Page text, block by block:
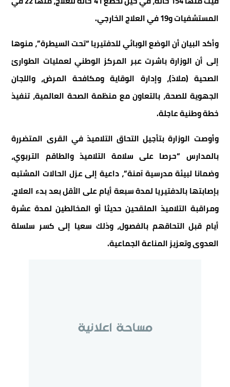
المستشفيات و19 في العلاج الخارجي.
وأكد البيان أن الوضع الوبائي للدفتيريا “تحت السيطرة”، منوها
إلى أن الوزارة باشرت عبر المركز الوطني لعمليات الطوارئ
الصحية (ملاذ)، وإدارة الوقاية ومكافحة المرض، واللجان
الجهوية للصحة، بالتعاون مع منظمة الصحة العالمية، تنفيذ
خطة وطنية عاجلة.
وأوصت الوزارة بتأجيل التحاق التلاميذ في القرى المتضررة
بالمدارس “حرصا على سلامة التلاميذ والطاقم التربوي،
وضمانا لبيئة مدرسية آمنة”، داعية إلى عزل الحالات المشتبه
بإصابتها بالدفتيريا لمدة سبعة أيام على الأقل بعد بدء العلاج،
ومراقبة التلاميذ الملقحين حديثا أو المخالطين لمدة عشرة
أيام قبل التحاقهم بالفصول، وذلك سعيا إلى كسر سلسلة
العدوى وتعزيز المناعة الجماعية.